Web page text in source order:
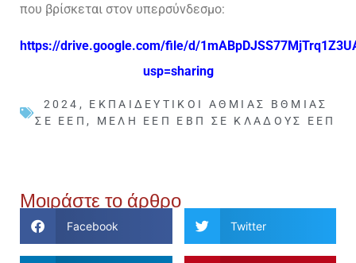
που βρίσκεται στον υπερσύνδεσμο:
https://drive.google.com/file/d/
usp=sharing
2024 , ΕΚΠΑΙΔΕΥΤΙΚΟΊ ΑΘΜΙΑΣ ΒΘΜΙΑΣ
ΣΕ ΕΕΠ , ΜΈΛΗ ΕΕΠ ΕΒΠ ΣΕ ΚΛΆΔΟΥΣ ΕΕΠ
Μοιράστε το άρθρο
Facebook Twitter